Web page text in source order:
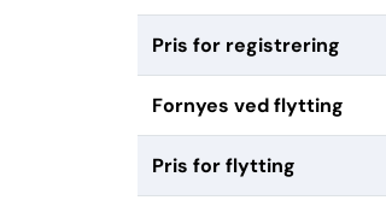
Pris for registrering
Fornyes ved flytting
Pris for flytting